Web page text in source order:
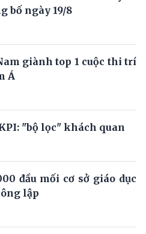
bố ngày 19/8
giành top 1 cuộc thi trí
Á
"bộ lọc" khách quan
đầu mối cơ sở giáo dục
lập